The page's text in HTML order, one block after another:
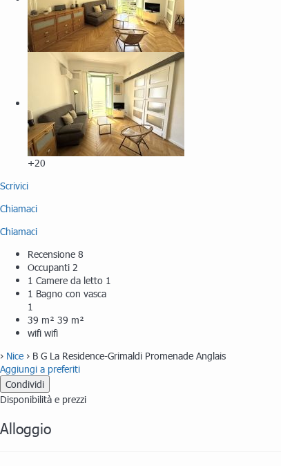
+20
Scrivici
Chiamaci
Chiamaci
Recensione 8
Occupanti 2
1 Camere da letto 1
1 Bagno con vasca
1
39 m² 39 m²
wifi wifi
› Nice › B G La Residence-Grimaldi Promenade Anglais
Aggiungi a preferiti
Condividi
Disponibilità e prezzi
Alloggio